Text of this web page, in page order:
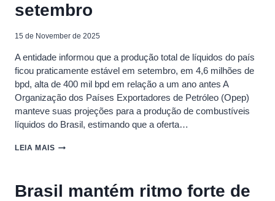
FIM
SHUTDOWN
EUA
setembro
15 de November de 2025
A entidade informou que a produção total de líquidos do país
ficou praticamente estável em setembro, em 4,6 milhões de
bpd, alta de 400 mil bpd em relação a um ano antes A
Organização dos Países Exportadores de Petróleo (Opep)
manteve suas projeções para a produção de combustíveis
líquidos do Brasil, estimando que a oferta…
LEIA MAIS OPEP
PRODUÇÃO
Brasil mantém ritmo forte de